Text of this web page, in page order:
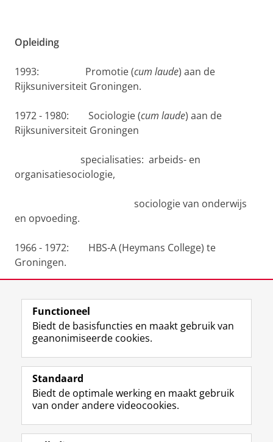
Opleiding
1993: Promotie (cum laude) aan de
Rijksuniversiteit Groningen.
1972 - 1980: Sociologie (cum laude) aan de
Rijksuniversiteit Groningen
specialisaties: arbeids- en
organisatiesociolo­gie,
sociologie van onderwijs
en opvoeding.
1966 - 1972: HBS-A (Heymans College) te
Groningen.
Laatst gewijzigd: 30 januari 2023 07:36
Volg de RUG
F
a
e
b
o
L
i
k
e
I
R
S
-
f
e
I
n
t
r
Y
o
T
e
Studiekiezers
Functioneel
Biedt de basisfuncties en maakt gebruik van
geanonimiseerde cookies.
Standaard
Biedt de optimale werking en maakt gebruik
van onder andere videocookies.